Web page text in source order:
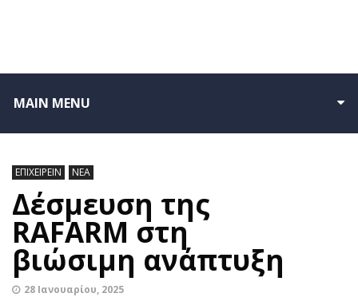
MAIN MENU
ΕΠΙΧΕΙΡΕΙΝ ΝΕΑ
Δέσμευση της
RAFARM στη
βιώσιμη ανάπτυξη
28 Ιανουαρίου, 2025